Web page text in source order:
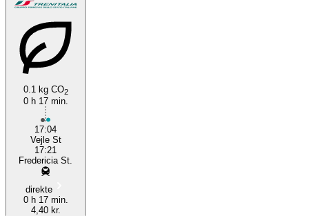
0.1 kg CO2
0 h 17 min.
17:04
Vejle St
17:21
Fredericia St.
direkte
0 h 17 min.
4,40 kr.